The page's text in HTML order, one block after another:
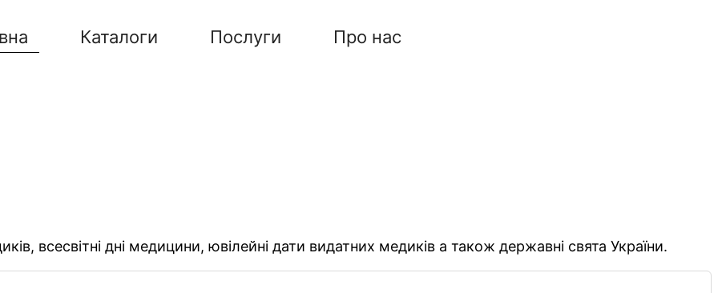
Каталоги Послуги Про нас
всесвітні дні медицини, ювілейні дати видатних медиків а також державні свята України.